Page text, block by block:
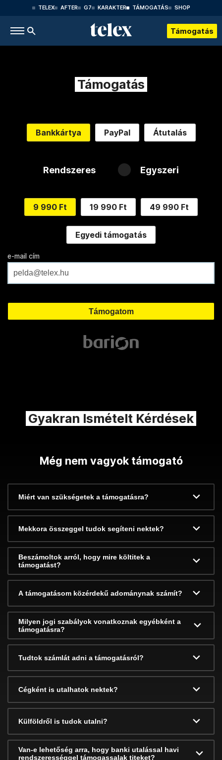
TELEX AFTER G7 KARAKTER TÁMOGATÁS SHOP
Támogatás
Támogatás
Bankkártya PayPal Átutalás
Rendszeres Egyszeri
9 990 Ft 19 990 Ft 49 990 Ft
Egyedi támogatás
e-mail cím
Gyakran Ismételt Kérdések
Még nem vagyok támogató
Miért van szükségetek a támogatásra?
Mekkora összeggel tudok segíteni nektek?
Beszámoltok arról, hogy mire költitek a
támogatást?
A támogatásom közérdekű adománynak számít?
Milyen jogi szabályok vonatkoznak egyébként a
támogatásra?
Tudtok számlát adni a támogatásról?
Cégként is utalhatok nektek?
Külföldről is tudok utalni?
Van-e lehetőség arra, hogy banki utalással havi
rendszerességgel támogassalak titeket?